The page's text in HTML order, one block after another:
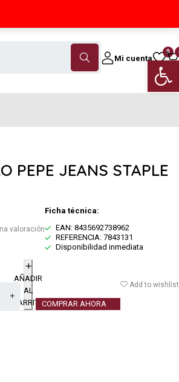
Abrir
Mi cuenta
0
PEPE JEANS STAPLE
valoración
Ficha técnica:
EAN: 8435692738962
REFERENCIA: 7843131
Disponibilidad inmediata
AÑADIR
AL
CARRITOCOMPRAR AHORA
Add to wishlist